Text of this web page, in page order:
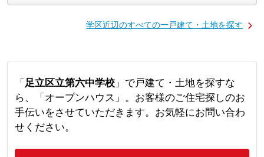
学区近辺のすべての一戸建て・土地を探す
「 足立区立第六中学校」で戸建て・土地を探すな
ら、「オープンハウス」。お客様のご住宅探しのお
手伝いをさせていただきます。お気軽にお問い合わ
せください。